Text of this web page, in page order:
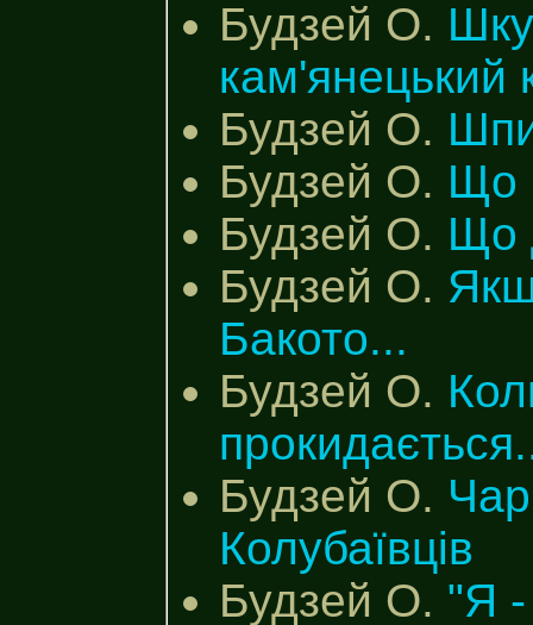
Будзей О.
кам'янецький
Будзей О.
Будзей О. Що
Будзей О. Що
Будзей О.
Бакото...
Будзей О.
Будзей О.
Колубаївців
Будзей О. "Я -